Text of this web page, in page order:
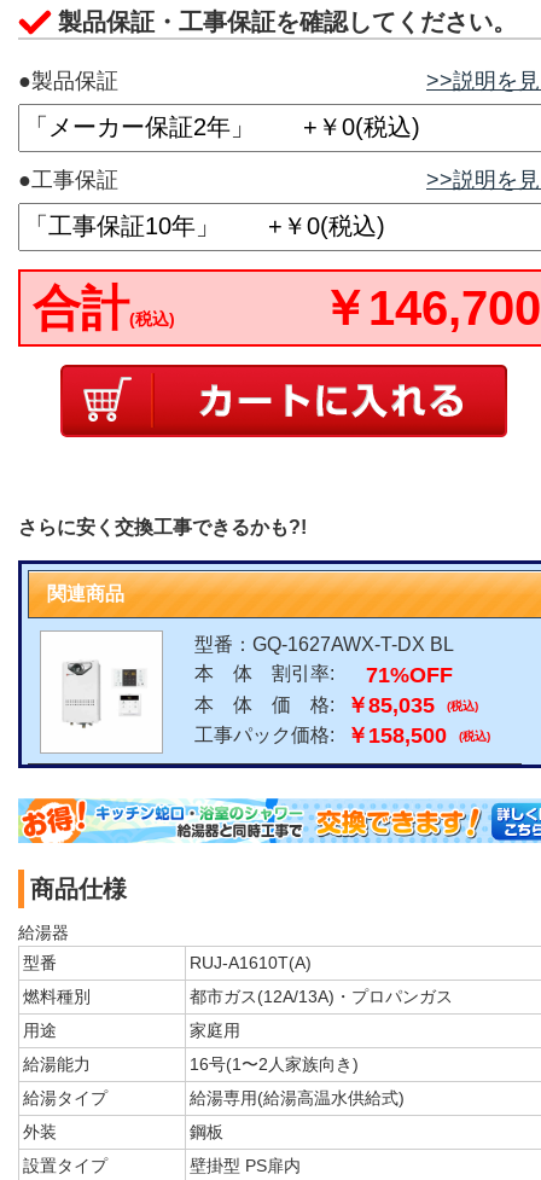
製品保証・工事保証を確認してください。
●製品保証 >>説明を
●工事保証 >>説明を
合計(税込) ￥146,700
さらに安く交換工事できるかも?!
関連商品
型番：GQ-1627AWX-T-DX BL
本 体 割引率:
71%OFF
本 体 価 格: ￥85,035 (税込)
工事パック価格: ￥158,500 (税込)
商品仕様
給湯器
型番
RUJ-A1610T(A)
燃料種別
都市ガス(12A/13A)・プロパンガス
用途
家庭用
給湯能力
16号(1〜2人家族向き)
給湯タイプ
給湯専用(給湯高温水供給式)
外装
鋼板
設置タイプ
壁掛型 PS扉内